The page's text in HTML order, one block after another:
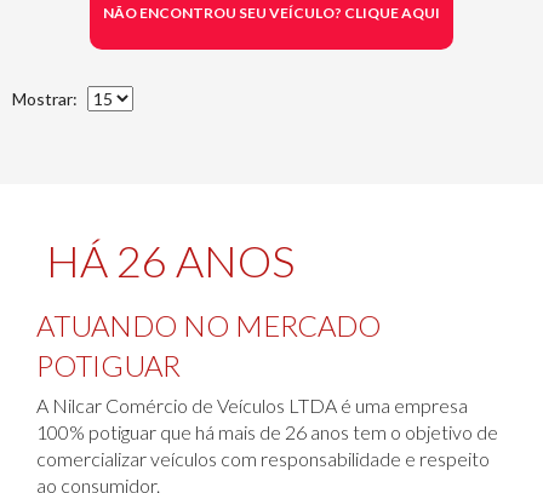
NÃO ENCONTROU SEU VEÍCULO? CLIQUE AQUI
Mostrar:
HÁ 26 ANOS
ATUANDO NO MERCADO
POTIGUAR
A Nilcar Comércio de Veículos LTDA é uma empresa
100% potiguar que há mais de 26 anos tem o objetivo de
comercializar veículos com responsabilidade e respeito
ao consumidor.